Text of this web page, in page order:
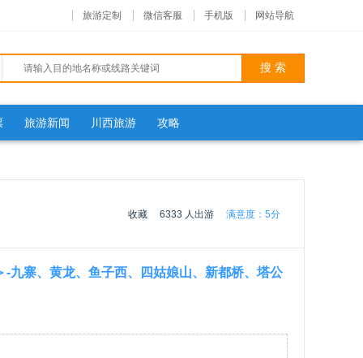
旅游定制 微信客服 手机版 网站导航
旅游新闻 川西旅游 攻略
收藏 6333 人出游 满意度： 5分
-九寨、黄龙、鱼子西、四姑娘山、新都桥、塔公